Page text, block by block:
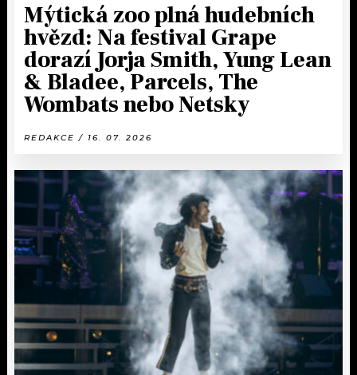
Mýtická zoo plná hudebních
hvězd: Na festival Grape
dorazí Jorja Smith, Yung Lean
& Bladee, Parcels, The
Wombats nebo Netsky
REDAKCE / 16. 07. 2026